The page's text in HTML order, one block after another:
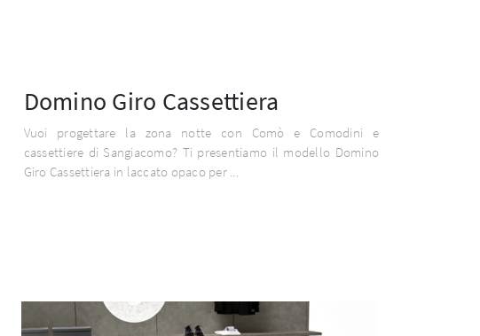
Domino Giro Cassettiera
Vuoi progettare la zona notte con Comò e Comodini e
cassettiere di Sangiacomo? Ti presentiamo il modello Domino
Giro Cassettiera in laccato opaco per ...